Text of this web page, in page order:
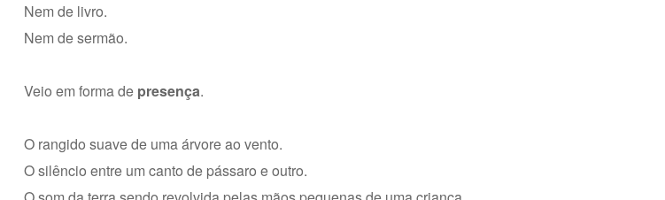
Nem de livro.
Nem de sermão.
Veio em forma de presença.
O rangido suave de uma árvore ao vento.
O silêncio entre um canto de pássaro e outro.